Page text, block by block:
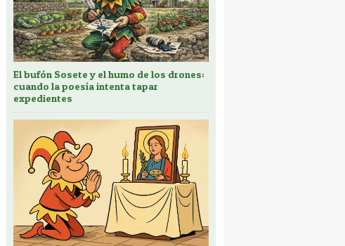
El bufón Sosete y el humo de los drones:
cuando la poesía intenta tapar
expedientes